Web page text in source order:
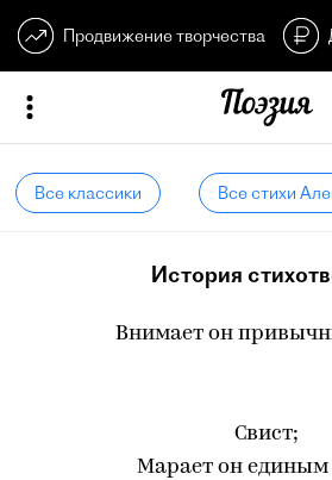
Продвижение творчества
Все классики Все стихи
История
Внимает он
Свист;
Марает он единым